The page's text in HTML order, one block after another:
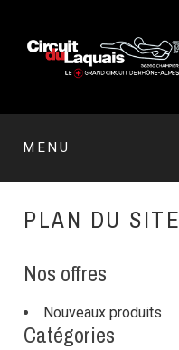
MENU
PLAN DU SITE
Nos offres
Nouveaux produits
Catégories